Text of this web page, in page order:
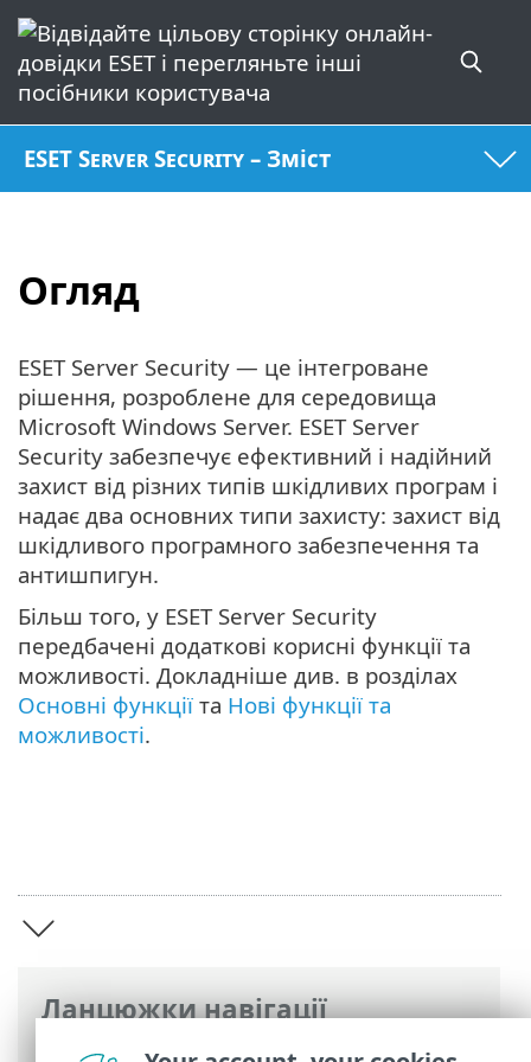
ESET Server Security – Зміст
Огляд
Ланцюжки навігації
ESET Server Security — це інтегроване
рішення, розроблене для середовища
Microsoft Windows Server. ESET Server
Security забезпечує ефективний і надійний
захист від різних типів шкідливих програм і
надає два основних типи захисту: захист від
шкідливого програмного забезпечення та
антишпигун.
Більш того, у ESET Server Security
передбачені додаткові корисні функції та
можливості. Докладніше див. в розділах
Основні функції та Нові функції та
можливості.